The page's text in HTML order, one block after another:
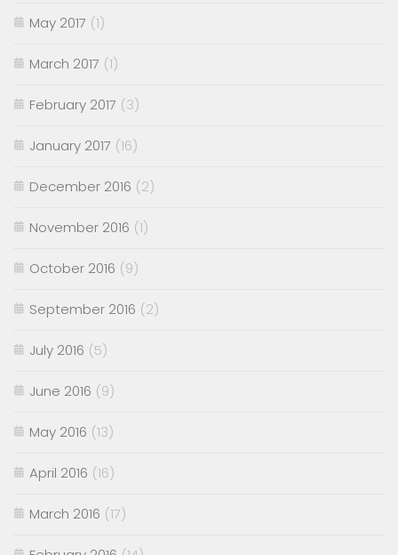
May 2017 (1)
March 2017 (1)
February 2017 (3)
January 2017 (16)
December 2016 (2)
November 2016 (1)
October 2016 (9)
September 2016 (2)
July 2016 (5)
June 2016 (9)
May 2016 (13)
April 2016 (16)
March 2016 (17)